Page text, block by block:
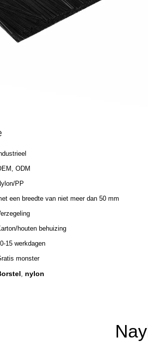
ODM
PP
een breedte van niet meer dan 50 mm
houten behuizing
15 werkdagen
monster
, nylon